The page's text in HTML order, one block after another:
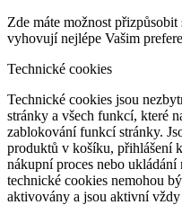
Zde máte možnost
vyhovují nejlépe Vašim
Technické cookies
Technické cookies jsou
stránky a všech funkcí, které
zablokování funkcí stránky.
produktů v košíku, přihlášení
nákupní proces nebo
technické cookies nemohou
aktivovány a jsou aktivní vždy